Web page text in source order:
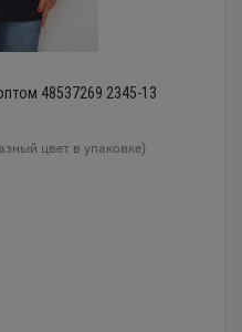
48537269 2345-13
цвет в упаковке)